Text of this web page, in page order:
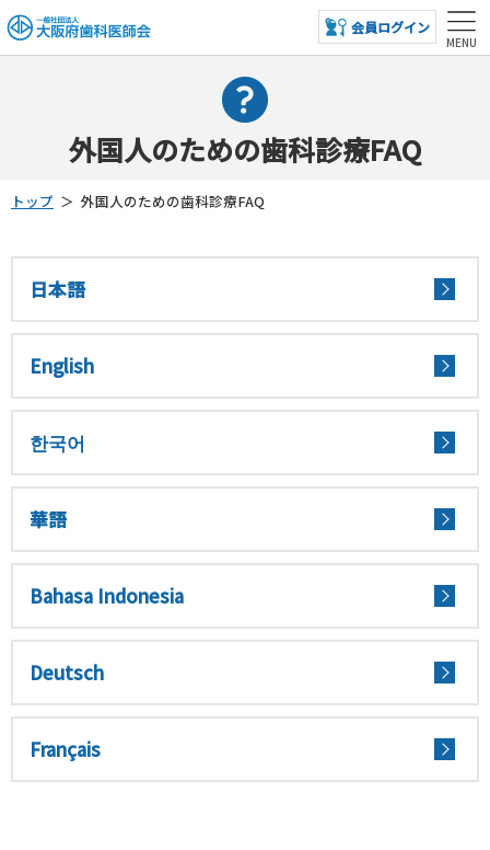
会員ログイン
外国人のための歯科診療FAQ
トップ ＞ 外国人のための歯科診療FAQ
日本語
English
한국어
華語
Bahasa Indonesia
Deutsch
Français